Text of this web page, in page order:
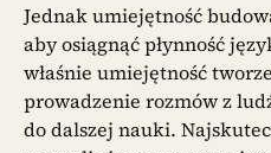
Jednak umiejętność
aby osiągnąć płynność
właśnie umiejętność
prowadzenie rozmów z
do dalszej nauki.